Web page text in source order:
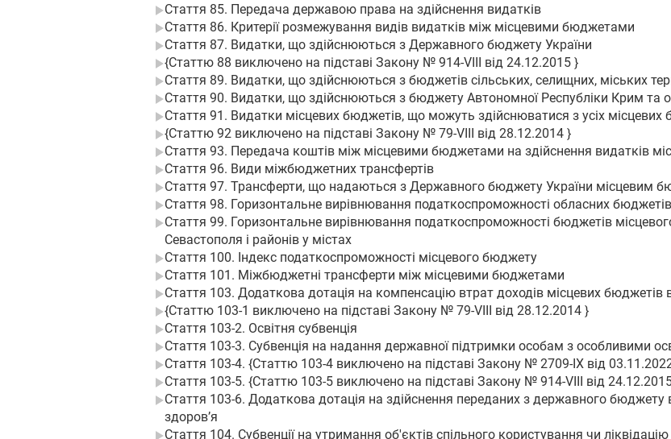
Стаття 85. Передача державою права на здійснення видатків
Стаття 86. Критерії розмежування видів видатків між місцевими бюджетами
Стаття 87. Видатки, що здійснюються з Державного бюджету України
{Статтю 88 виключено на підставі Закону № 914-VIII від 24.12.2015 }
Стаття 89. Видатки, що здійснюються з бюджетів сільських, селищних, міських
Стаття 90. Видатки, що здійснюються з бюджету Автономної Республіки Крим та
Стаття 91. Видатки місцевих бюджетів, що можуть здійснюватися з усіх місцевих
{Статтю 92 виключено на підставі Закону № 79-VIII від 28.12.2014 }
Стаття 93. Передача коштів між місцевими бюджетами на здійснення видатків
Стаття 96. Види міжбюджетних трансфертів
Стаття 97. Трансферти, що надаються з Державного бюджету України місцевим
Стаття 98. Горизонтальне вирівнювання податкоспроможності обласних бюджетів
Стаття 99. Горизонтальне вирівнювання податкоспроможності бюджетів
Севастополя і районів у містах
Стаття 100. Індекс податкоспроможності місцевого бюджету
Стаття 101. Міжбюджетні трансферти між місцевими бюджетами
Стаття 103. Додаткова дотація на компенсацію втрат доходів місцевих
{Статтю 103-1 виключено на підставі Закону № 79-VIII від 28.12.2014 }
Стаття 103-2. Освітня субвенція
Стаття 103-3. Субвенція на надання державної підтримки особам з особливими
Стаття 103-4. {Статтю 103-4 виключено на підставі Закону № 2709-IX від
Стаття 103-5. {Статтю 103-5 виключено на підставі Закону № 914-VIII від
Стаття 103-6. Додаткова дотація на здійснення переданих з державного бюджету
здоров’я
Стаття 104. Субвенції на утримання об'єктів спільного користування чи